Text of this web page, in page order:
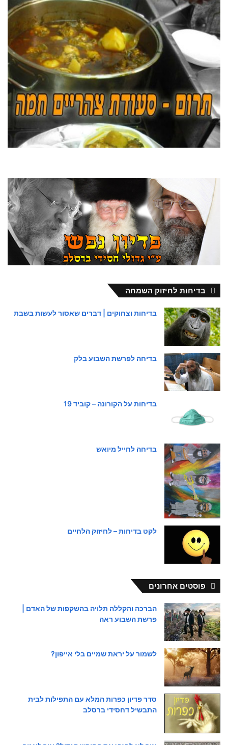
בדיחות לחיזוק השמחה
בדיחות וצחוקים | דברים שאסור לעשות בשבת
בדיחה לפרשת השבוע בלק
בדיחות על הקורונה – קוביד 19
בדיחה לחייל מיואש
לקט בדיחות – לחיזוק הלחיים
פוסטים אחרונים
הברכה והקללה תלויה בהשקפות של האדם |
פרשת השבוע ראה
לשמור על יראת שמיים בלי אייפון?
סדר פדיון כפרות המלא עם התפילות לבית
התבשיל דחסידי ברסלב